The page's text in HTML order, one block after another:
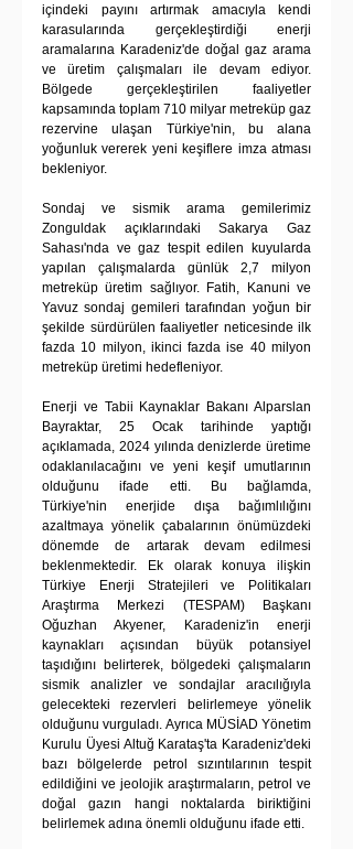
içindeki payını artırmak amacıyla kendi
karasularında gerçekleştirdiği enerji
aramalarına Karadeniz'de doğal gaz arama
ve üretim çalışmaları ile devam ediyor.
Bölgede gerçekleştirilen faaliyetler
kapsamında toplam 710 milyar metreküp gaz
rezervine ulaşan Türkiye'nin, bu alana
yoğunluk vererek yeni keşiflere imza atması
bekleniyor.
Sondaj ve sismik arama gemilerimiz
Zonguldak açıklarındaki Sakarya Gaz
Sahası'nda ve gaz tespit edilen kuyularda
yapılan çalışmalarda günlük 2,7 milyon
metreküp üretim sağlıyor. Fatih, Kanuni ve
Yavuz sondaj gemileri tarafından yoğun bir
şekilde sürdürülen faaliyetler neticesinde ilk
fazda 10 milyon, ikinci fazda ise 40 milyon
metreküp üretimi hedefleniyor.
Enerji ve Tabii Kaynaklar Bakanı Alparslan
Bayraktar, 25 Ocak tarihinde yaptığı
açıklamada, 2024 yılında denizlerde üretime
odaklanılacağını ve yeni keşif umutlarının
olduğunu ifade etti. Bu bağlamda,
Türkiye'nin enerjide dışa bağımlılığını
azaltmaya yönelik çabalarının önümüzdeki
dönemde de artarak devam edilmesi
beklenmektedir. Ek olarak konuya ilişkin
Türkiye Enerji Stratejileri ve Politikaları
Araştırma Merkezi (TESPAM) Başkanı
Oğuzhan Akyener, Karadeniz'in enerji
kaynakları açısından büyük potansiyel
taşıdığını belirterek, bölgedeki çalışmaların
sismik analizler ve sondajlar aracılığıyla
gelecekteki rezervleri belirlemeye yönelik
olduğunu vurguladı. Ayrıca MÜSİAD Yönetim
Kurulu Üyesi Altuğ Karataş'ta Karadeniz'deki
bazı bölgelerde petrol sızıntılarının tespit
edildiğini ve jeolojik araştırmaların, petrol ve
doğal gazın hangi noktalarda biriktiğini
belirlemek adına önemli olduğunu ifade etti.